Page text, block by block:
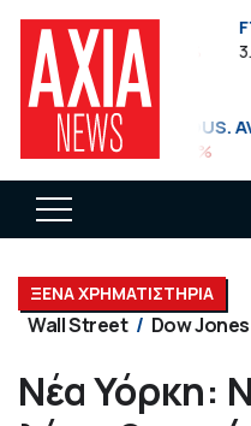
FTSEA
899,47 -0,04%
DOW JONES INDUS.
35.911,81
ΞΕΝΑ ΧΡΗΜΑΤΙΣΤΗΡΙΑ
Wall Street
Dow Jones
Νέα Υόρκη: